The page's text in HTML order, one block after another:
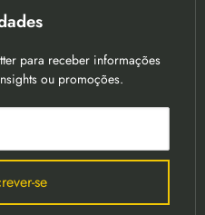
para receber informações
ou promoções.
se